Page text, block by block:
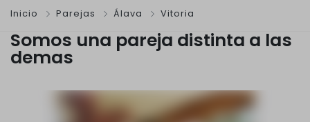
Inicio Parejas Álava Vitoria
Somos una pareja distinta a las
demas